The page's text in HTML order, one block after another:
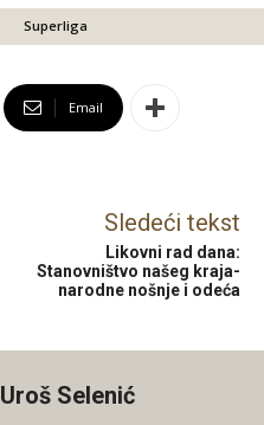
Superliga
Email
Sledeći tekst
Likovni rad dana:
Stanovništvo našeg kraja-
narodne nošnje i odeća
Uroš Selenić